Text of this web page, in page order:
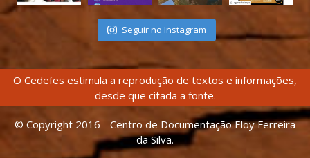
Seguir no Instagram
O Cedefes estimula a reprodução de textos e informações,
desde que citada a fonte.
© Copyright 2016 - Centro de Documentação Eloy Ferreira
da Silva.